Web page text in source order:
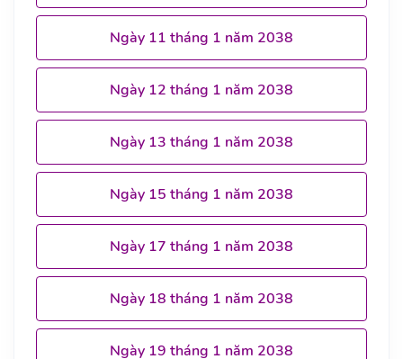
Ngày 11 tháng 1 năm 2038
Ngày 12 tháng 1 năm 2038
Ngày 13 tháng 1 năm 2038
Ngày 15 tháng 1 năm 2038
Ngày 17 tháng 1 năm 2038
Ngày 18 tháng 1 năm 2038
Ngày 19 tháng 1 năm 2038